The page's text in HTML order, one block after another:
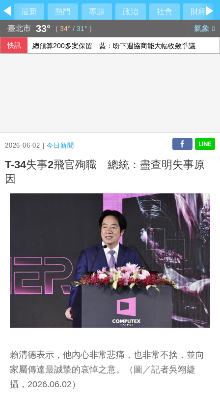
最新 熱門 專題 政治 社會
財經
臺北市 33° ( 34° / 31° ) 氣象
快訊 總預算200多案保留 藍：盼下週協商能大幅收斂爭議
2026-06-02 |今日新聞
T-34失事2飛官殉職 總統：盡查明失事原
因
賴清德表示，他內心非常悲痛，也非常不捨，並向
家屬傳達最誠摯的哀悼之意。（圖／記者吳翊緁
攝，2026.06.02）